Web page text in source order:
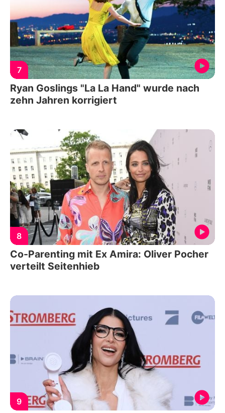
7
Ryan Goslings "La La Hand" wurde nach
zehn Jahren korrigiert
8
Co-Parenting mit Ex Amira: Oliver Pocher
verteilt Seitenhieb
9